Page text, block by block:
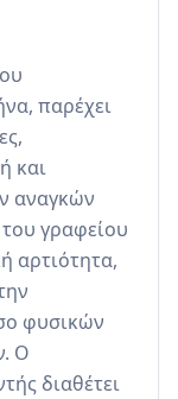
παρέχει
και
αναγκών
γραφείου
αρτιότητα,
φυσικών
Ο
διαθέτει